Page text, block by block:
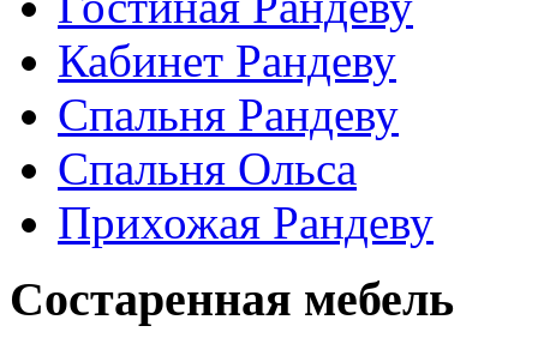
Кабинет Рандеву
Спальня Рандеву
Спальня Ольса
Прихожая Рандеву
Состаренная мебель